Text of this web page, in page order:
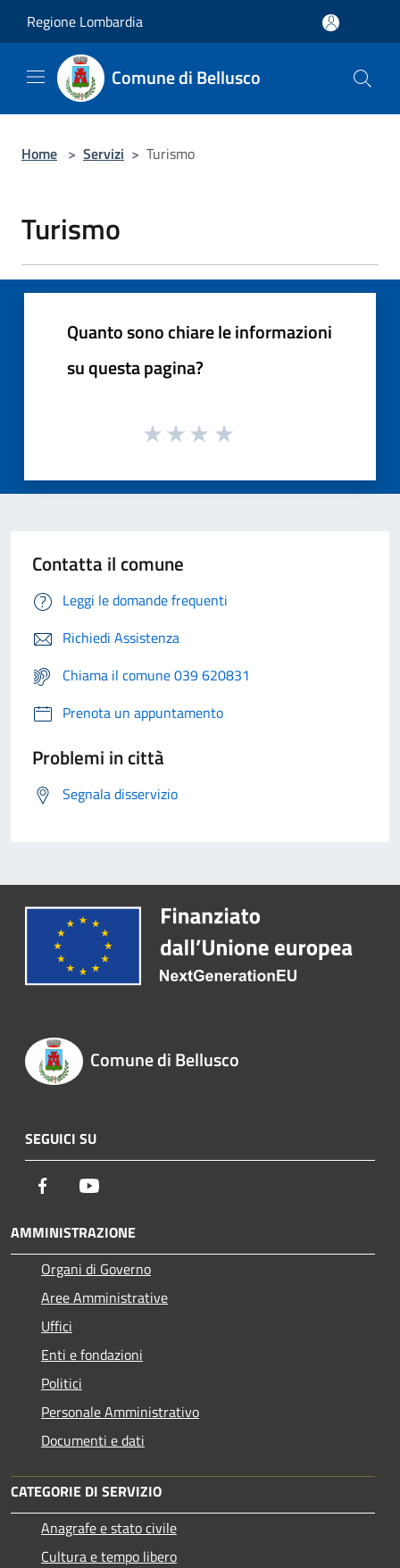
Regione Lombardia
Comune di Bellusco
Home > Servizi > Turismo
Turismo
Quanto sono chiare le informazioni
su questa pagina?
Contatta il comune
Leggi le domande frequenti
Richiedi Assistenza
Chiama il comune 039 620831
Prenota un appuntamento
Problemi in città
Segnala disservizio
Comune di Bellusco
SEGUICI SU
Facebook
AMMINISTRAZIONE
Organi di Governo
Aree Amministrative
Uffici
Enti e fondazioni
Politici
Personale Amministrativo
Documenti e dati
CATEGORIE DI SERVIZIO
Anagrafe e stato civile
Cultura e tempo libero